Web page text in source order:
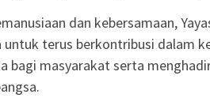
dan kebersamaan,
terus berkontribusi dalam
bagi masyarakat serta